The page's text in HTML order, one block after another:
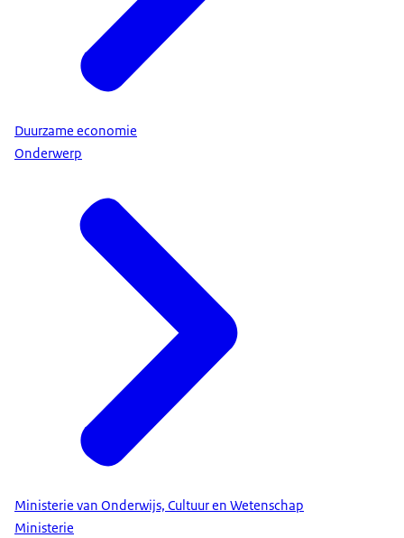
Duurzame economie
Onderwerp
Ministerie van Onderwijs, Cultuur en Wetenschap
Ministerie